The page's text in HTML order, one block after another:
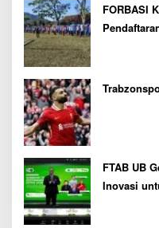
FORBASI
FTAB UB
Inovasi